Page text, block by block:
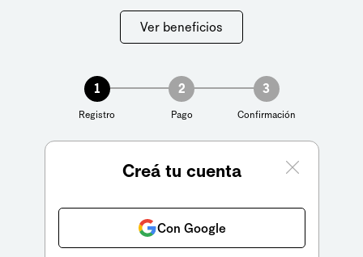
Ver beneficios
1
Registro
2
Pago
3
Confirmación
Creá tu cuenta
Con Google